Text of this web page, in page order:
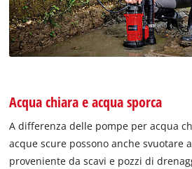
Acqua chiara e acqua sporca
A differenza delle pompe per acqua
acque scure possono anche svuotare
proveniente da scavi e pozzi di